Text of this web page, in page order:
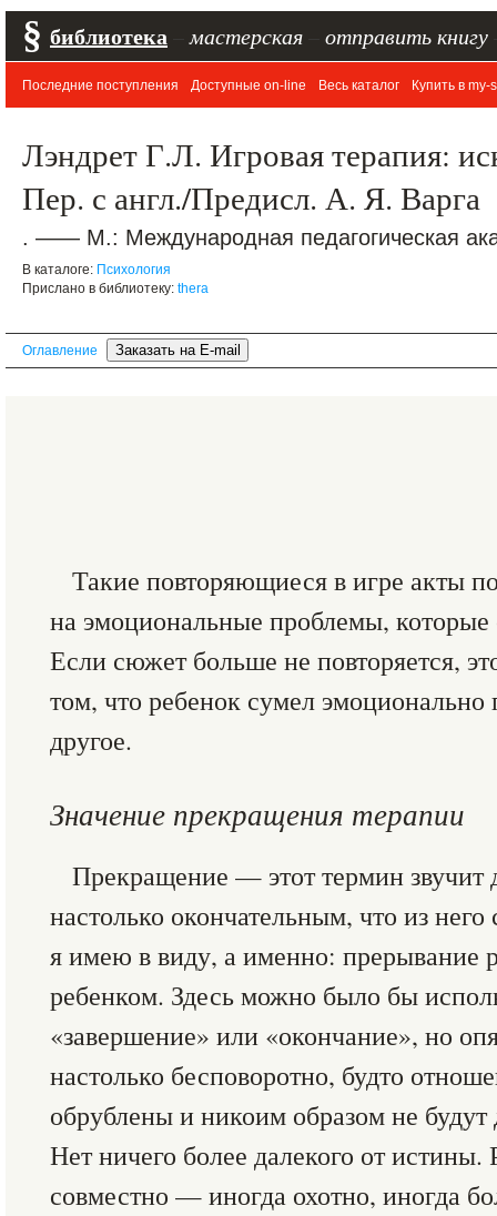
§ библиотека мастерская отправить книгу
Последние поступления Доступные on-line Весь каталог Купить в my-
Лэндрет Г.Л. Игровая терапия:
Пер. с англ./Предисл. А. Я. Варга
. —— М.: Международная педагогическая
В каталоге: Психология
Прислано в библиотеку: thera
Оглавление
Такие повторяющиеся в игре акты
на эмоциональные проблемы, которые
Если сюжет больше не повторяется,
том, что ребенок сумел эмоционально
другое.
Значение прекращения терапии
Прекращение — этот термин звучит
настолько окончательным, что из него
я имею в виду, а именно: прерывание
ребенком. Здесь можно было бы
«завершение» или «окончание», но
настолько бесповоротно, будто
обрублены и никоим образом не будут
Нет ничего более далекого от истины.
совместно — иногда охотно, иногда